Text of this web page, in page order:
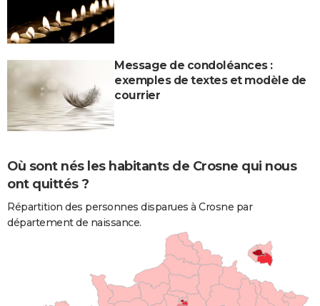
Message de condoléances :
exemples de textes et modèle de
courrier
Où sont nés les habitants de Crosne qui nous
ont quittés ?
Répartition des personnes disparues à Crosne par
département de naissance.